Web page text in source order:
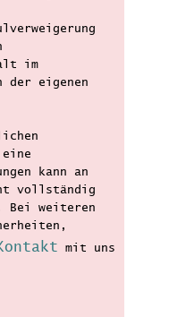
im
der eigenen
kann an
vollständig
Bei weiteren
mit uns